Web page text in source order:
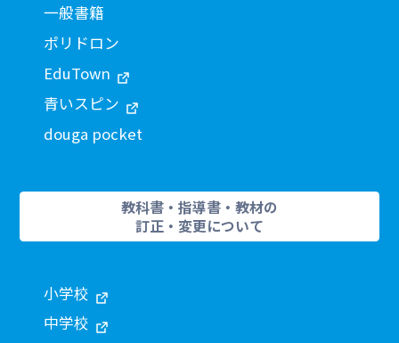
一般書籍
ポリドロン
EduTown
青いスピン
douga pocket
教科書・指導書・教材の
訂正・変更について
小学校
中学校